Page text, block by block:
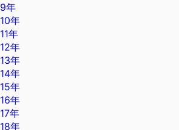
9年
10年
11年
12年
13年
14年
15年
16年
17年
18年